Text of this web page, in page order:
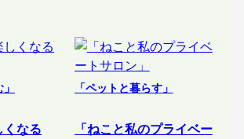
くなる
「ペットと暮らす」
「ねこと私のプライベー